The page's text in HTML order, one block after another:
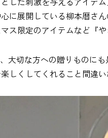
に展開している柳本暦さ
ス限定のアイテムなど『や
大切な方への贈りものにも
しくしてくれること間違い